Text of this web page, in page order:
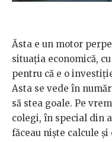
Ăsta e un motor
situația economică,
pentru că e o
Asta se vede în
să stea goale. Pe
colegi, în special din
făceau niște calcule